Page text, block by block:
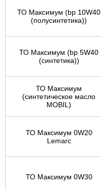
ТО Максимум (bp 10W40
(полусинтетика))
ТО Максимум (bp 5W40
(синтетика))
ТО Максимум
(cинтетическое масло
MOBIL)
ТО Максимум 0W20
Lemarc
ТО Максимум 0W30